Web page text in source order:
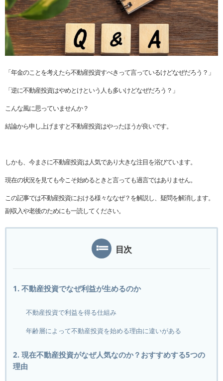
「年金のことを考えたら不動産投資すべきって言っているけどなぜだろう？」
「逆に不動産投資はやめとけという人も多いけどなぜだろう？」
こんな風に思っていませんか？
結論から申し上げますと不動産投資はやったほうが良いです。
しかも、今まさに不動産投資は人気であり大きな注目を浴びています。
現在の状況を見ても今こそ始めるときと言っても過言ではありません。
この記事では不動産投資における様々ななぜ？を解説し、疑問を解消します。
副収入や老後のためにも一読してください。
目次
1. 不動産投資でなぜ利益が生めるのか
不動産投資で利益を得る仕組み
年齢層によって不動産投資を始める理由に違いがある
2. 現在不動産投資がなぜ人気なのか？おすすめする5つの
理由